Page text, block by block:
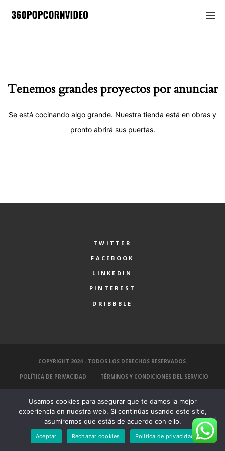
Tenemos grandes proyectos por anunciar
Se está cocinando algo grande. Nuestra tienda está en obras y
pronto abrirá sus puertas.
TWITTER
FACEBOOK
LINKEDIN
PINTEREST
DRIBBBLE
COPYRIGHT 2024 - TODOS LOS DERECHOS RESERVADOS.
POLÍTICA DE PRIVACIDAD TÉRMINOS Y CONDICIONES DEL SERVICIO
Usamos cookies para asegurar que te damos la mejor
experiencia en nuestra web. Si continúas usando este sitio,
asumiremos que estás de acuerdo con ello.
Aceptar Rechazar cookies Política de privacidad